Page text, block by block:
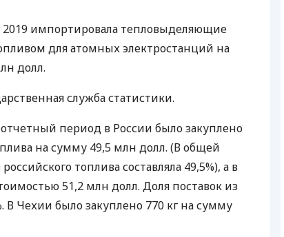
КЕШБЭКА
импортировала тепловыделяющие
для атомных электростанций на
долл.
служба статистики.
период в России было закуплено
на сумму 49,5 млн долл. (В общей
топлива составляла 49,5%), а в
51,2 млн долл. Доля поставок из
В Чехии было закуплено 770 кг на сумму